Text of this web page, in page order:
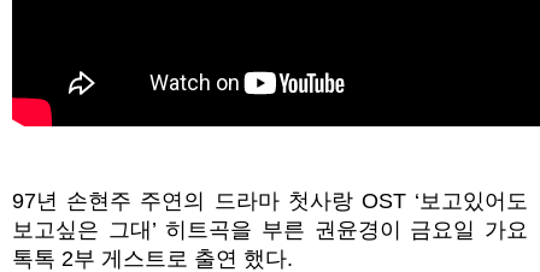
97년 손현주 주연의 드라마 첫사랑 OST ‘보고있어도
보고싶은 그대’ 히트곡을 부른 권윤경이 금요일 가요
톡톡 2부 게스트로 출연 했다.